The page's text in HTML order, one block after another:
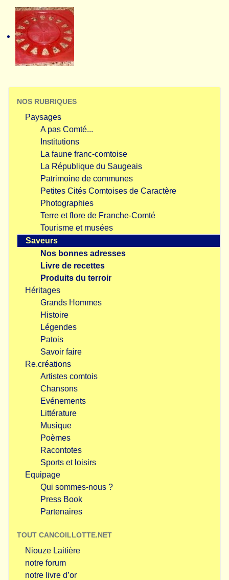
NOS RUBRIQUES
Paysages
A pas Comté...
Institutions
La faune franc-comtoise
La République du Saugeais
Patrimoine de communes
Petites Cités Comtoises de Caractère
Photographies
Terre et flore de Franche-Comté
Tourisme et musées
Saveurs
Nos bonnes adresses
Livre de recettes
Produits du terroir
Héritages
Grands Hommes
Histoire
Légendes
Patois
Savoir faire
Re.créations
Artistes comtois
Chansons
Evénements
Littérature
Musique
Poèmes
Racontotes
Sports et loisirs
Equipage
Qui sommes-nous ?
Press Book
Partenaires
TOUT CANCOILLOTTE.NET
Niouze Laitière
notre forum
notre livre d’or